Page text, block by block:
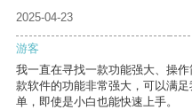
2025-04-23
游客
我一直在寻找一款功能强大、操
款软件的功能非常强大，可以满
单，即使是小白也能快速上手。